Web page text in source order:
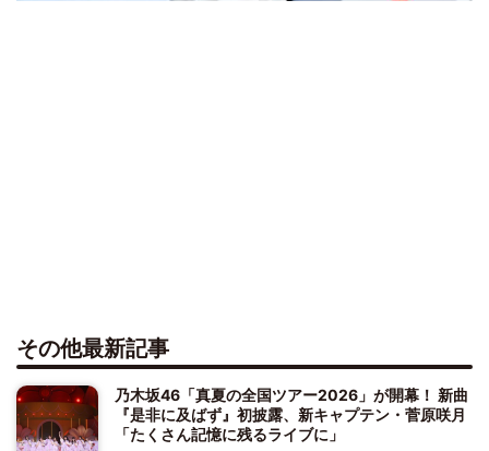
その他最新記事
乃木坂46「真夏の全国ツアー2026」が開幕！ 新曲
『是非に及ばず』初披露、新キャプテン・菅原咲月
「たくさん記憶に残るライブに」